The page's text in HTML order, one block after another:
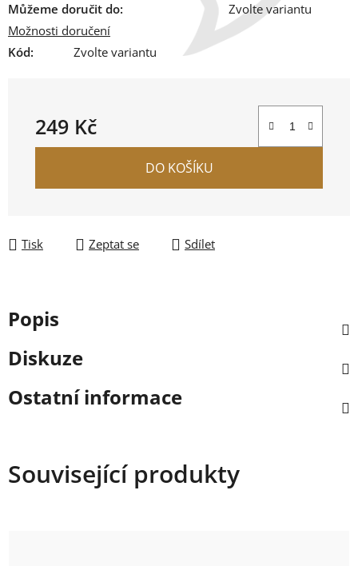
Můžeme doručit do:
Zvolte variantu
Možnosti doručení
Kód:
Zvolte variantu
249 Kč
Měrná cena:
DO KOŠÍKU
Tisk Zeptat se Sdílet
Popis
Diskuze
Ostatní informace
Související produkty